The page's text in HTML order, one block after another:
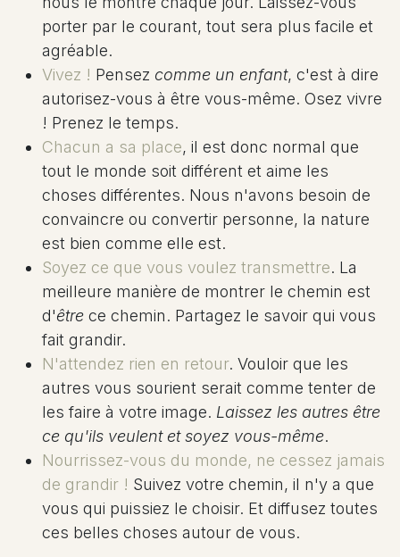
porter par le courant, tout sera plus facile et
agréable.
Vivez ! Pensez comme un enfant, c'est à dire
autorisez-vous à être vous-même. Osez vivre
! Prenez le temps.
Chacun a sa place, il est donc normal que
tout le monde soit différent et aime les
choses différentes. Nous n'avons besoin de
convaincre ou convertir personne, la nature
est bien comme elle est.
Soyez ce que vous voulez transmettre. La
meilleure manière de montrer le chemin est
d'être ce chemin. Partagez le savoir qui vous
fait grandir.
N'attendez rien en retour. Vouloir que les
autres vous sourient serait comme tenter de
les faire à votre image. Laissez les autres être
ce qu'ils veulent et soyez vous-même.
Nourrissez-vous du monde, ne cessez jamais
de grandir ! Suivez votre chemin, il n'y a que
vous qui puissiez le choisir. Et diffusez toutes
ces belles choses autour de vous.